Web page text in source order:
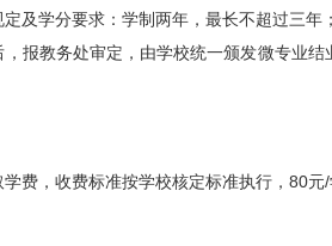
及学分要求：学制两年，最长不超过三
报教务处审定，由学校统一颁发微专业
费，收费标准按学校核定标准执行， 80元/